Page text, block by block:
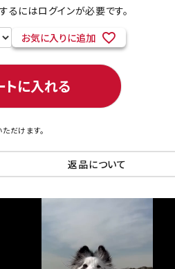
ネコポス対象商品一覧
るにはログインが必要です。
お気に入りに追加
トに入れる
だけます。
返品について